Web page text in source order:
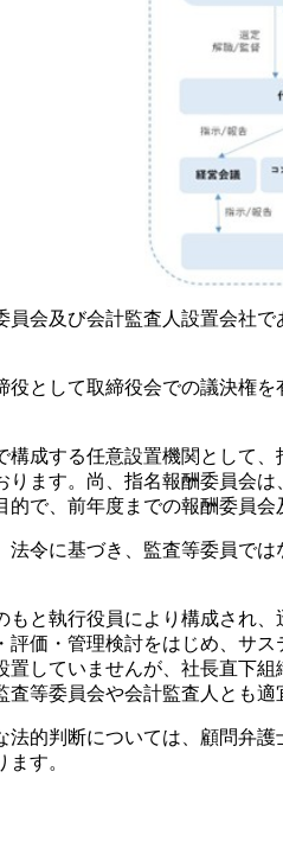
会及び会計監査人設置会社
役として取締役会での議決権
成する任意設置機関として
ます。尚、指名報酬委員会
で、前年度までの報酬委員
法令に基づき、監査等委員で
と執行役員により構成され
評価・管理検討をはじめ、サ
置していませんが、社長直下
等委員会や会計監査人とも
的判断については、顧問弁
す。